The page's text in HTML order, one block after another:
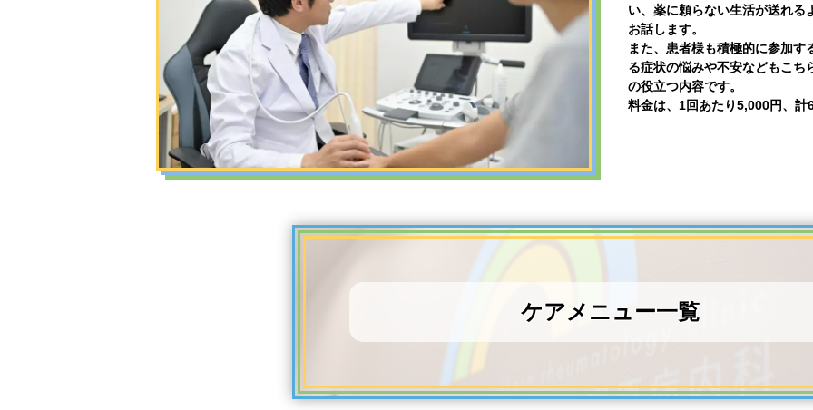
い、薬に頼らない生活が送れる
お話します。
また、患者様も積極的に参加
る症状の悩みや不安などもこち
の役立つ内容です。
料金は、1回あたり5,000円、
ケアメニュー一覧